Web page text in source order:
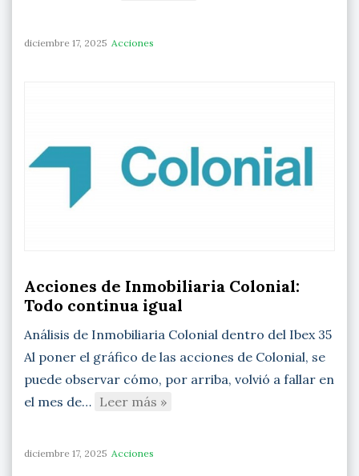
diciembre 17, 2025 Acciones
Acciones de Inmobiliaria Colonial:
Todo continua igual
Análisis de Inmobiliaria Colonial dentro del Ibex 35
Al poner el gráfico de las acciones de Colonial, se
puede observar cómo, por arriba, volvió a fallar en
el mes de… Leer más »
diciembre 17, 2025 Acciones